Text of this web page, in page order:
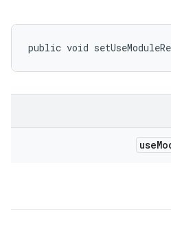
public void
use